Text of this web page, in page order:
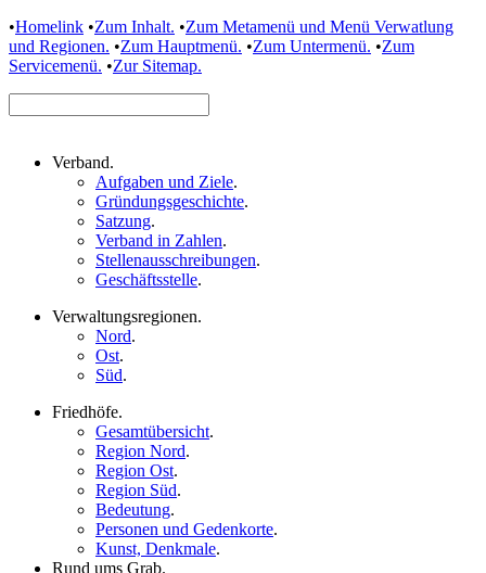
•Homelink •Zum Inhalt. •Zum Metamenü und Menü Verwatlung
und Regionen. •Zum Hauptmenü. •Zum Untermenü. •Zum
Servicemenü. •Zur Sitemap.
Verband.
Aufgaben und Ziele.
Gründungsgeschichte.
Satzung.
Verband in Zahlen.
Stellenausschreibungen.
Geschäftsstelle.
Verwaltungsregionen.
Nord.
Ost.
Süd.
Friedhöfe.
Gesamtübersicht.
Region Nord.
Region Ost.
Region Süd.
Bedeutung.
Personen und Gedenkorte.
Kunst, Denkmale.
Rund ums Grab.